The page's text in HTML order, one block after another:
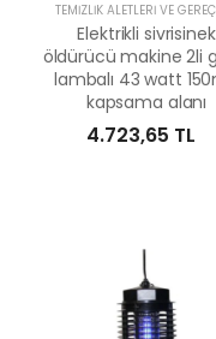
TEMIZLIK ALETLERI VE
Elektrikli sivrisinek
öldürücü makine 2li
lambalı 43 watt
kapsama alanı
4.723,65 TL